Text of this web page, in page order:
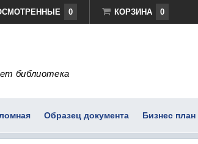
0 КОРЗИНА 0
библиотека
Образец документа Бизнес план